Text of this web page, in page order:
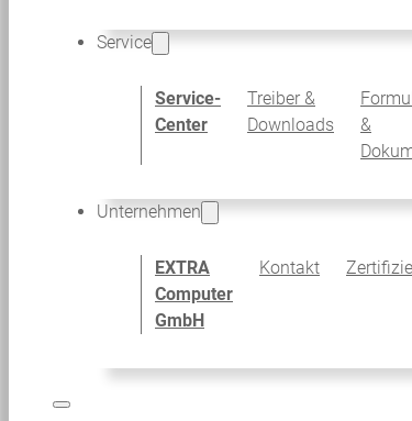
Service
Service-
Center
Treiber &
Downloads
&
Unternehmen
EXTRA
Computer
GmbH
Kontakt